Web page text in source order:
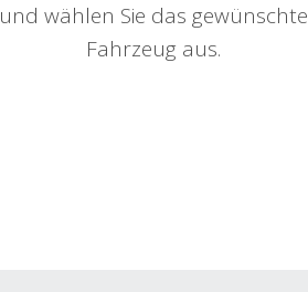
und wählen Sie das gewünschte
Fahrzeug aus.